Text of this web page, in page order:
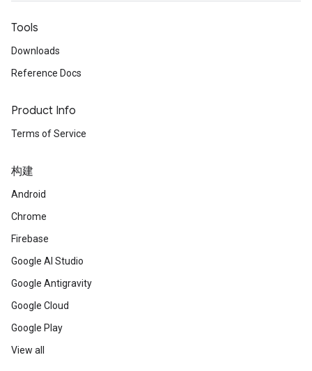
Tools
Downloads
Reference Docs
Product Info
Terms of Service
构建
Android
Chrome
Firebase
Google AI Studio
Google Antigravity
Google Cloud
Google Play
View all